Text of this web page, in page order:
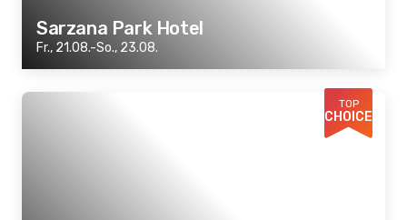
Sarzana Park Hotel
Fr., 21.08.-So., 23.08.
TOP
CHOICE